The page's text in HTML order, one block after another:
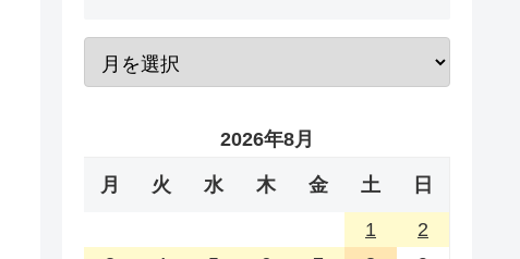
2026年8月
月 火 水 木 金 土 日
1
2